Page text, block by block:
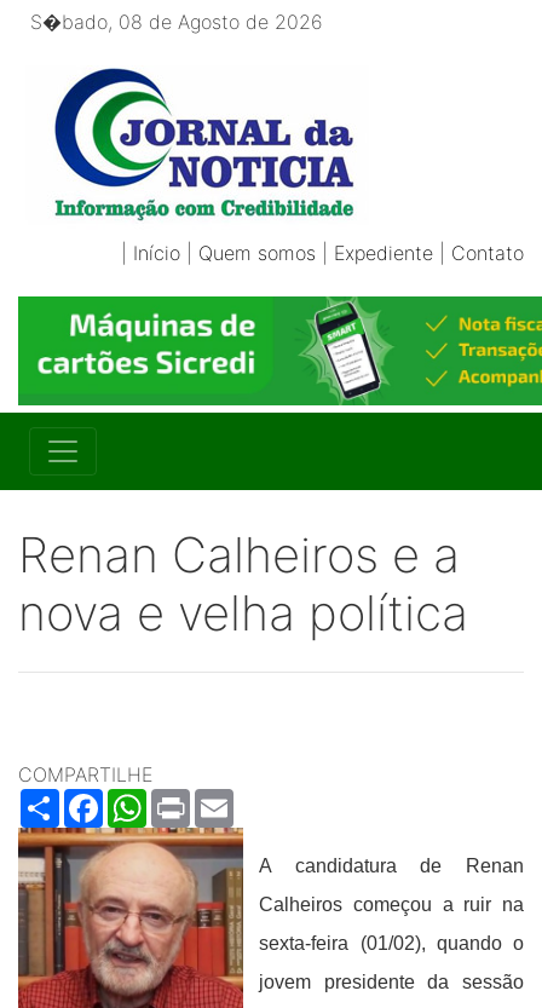
S�bado, 08 de Agosto de 2026
Início Quem somos Expediente Contato
Renan Calheiros e a
nova e velha política
COMPARTILHE
ShareFacebookWhatsApp
Print
A candidatura de Renan
Calheiros começou a ruir na
sexta-feira (01/02), quando o
jovem presidente da sessão